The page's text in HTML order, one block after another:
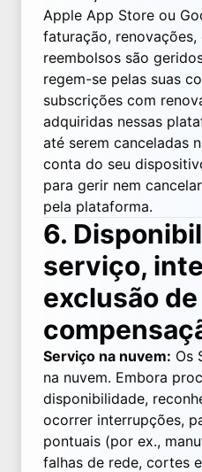
Apple App Store ou
faturação, renovações,
reembolsos são
regem-se pelas suas
subscrições com
adquiridas nessas
até serem canceladas
conta do seu
para gerir nem
pela plataforma.
6.
serviço,
exclusão de
Serviço na nuvem: Os
na nuvem. Embora
disponibilidade,
ocorrer interrupções,
pontuais (por ex.,
falhas de rede, cortes